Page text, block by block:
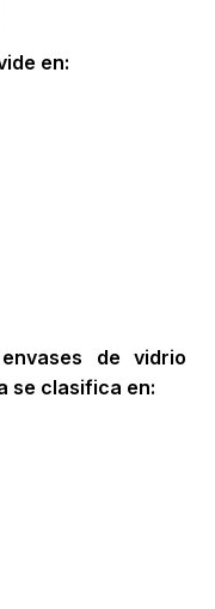
en:
de vidrio
se clasifica en: